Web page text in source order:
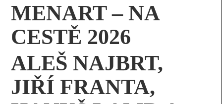
MENART – NA
CESTĚ 2026
ALEŠ NAJBRT,
JIŘÍ FRANTA,